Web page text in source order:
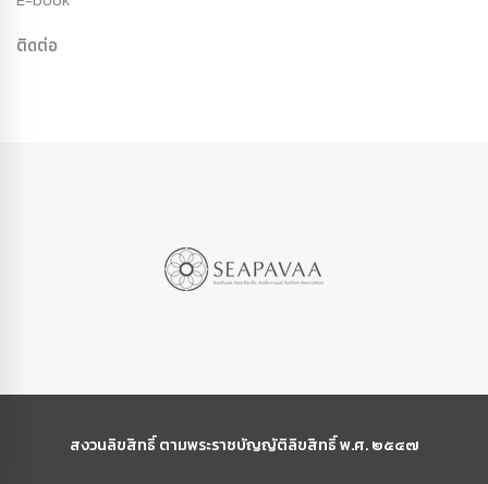
ติดต่อ
สงวนลิขสิทธิ์ ตามพระราชบัญญัติลิขสิทธิ์ พ.ศ. ๒๕๔๗